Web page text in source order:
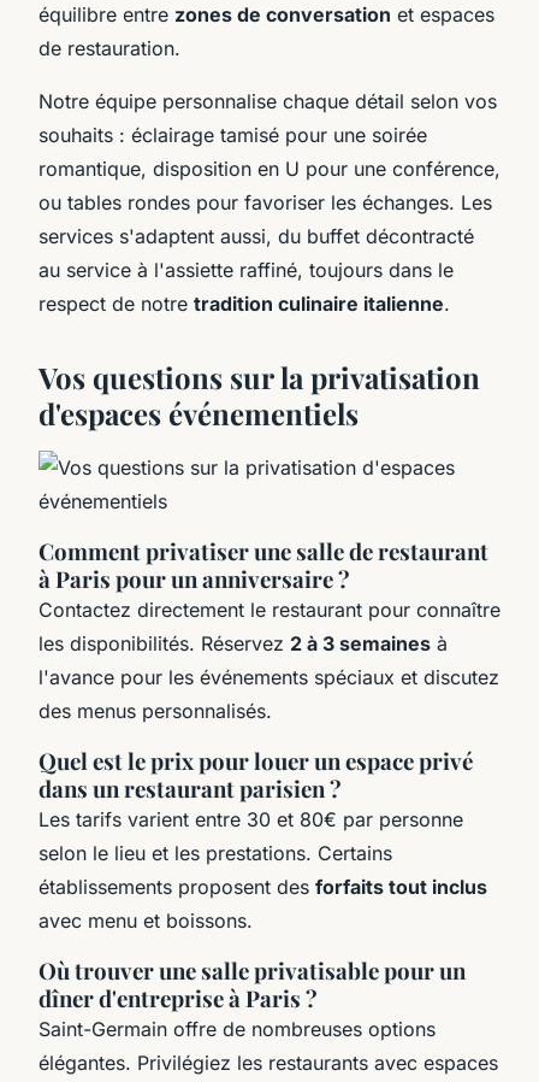
équilibre entre zones de conversation et espaces
de restauration.
Notre équipe personnalise chaque détail selon vos
souhaits : éclairage tamisé pour une soirée
romantique, disposition en U pour une conférence,
ou tables rondes pour favoriser les échanges. Les
services s'adaptent aussi, du buffet décontracté
au service à l'assiette raffiné, toujours dans le
respect de notre tradition culinaire italienne.
Vos questions sur la privatisation
d'espaces événementiels
Comment privatiser une salle de restaurant
à Paris pour un anniversaire ?
Contactez directement le restaurant pour connaître
les disponibilités. Réservez 2 à 3 semaines à
l'avance pour les événements spéciaux et discutez
des menus personnalisés.
Quel est le prix pour louer un espace privé
dans un restaurant parisien ?
Les tarifs varient entre 30 et 80€ par personne
selon le lieu et les prestations. Certains
établissements proposent des forfaits tout inclus
avec menu et boissons.
Où trouver une salle privatisable pour un
dîner d'entreprise à Paris ?
Saint-Germain offre de nombreuses options
élégantes. Privilégiez les restaurants avec espaces